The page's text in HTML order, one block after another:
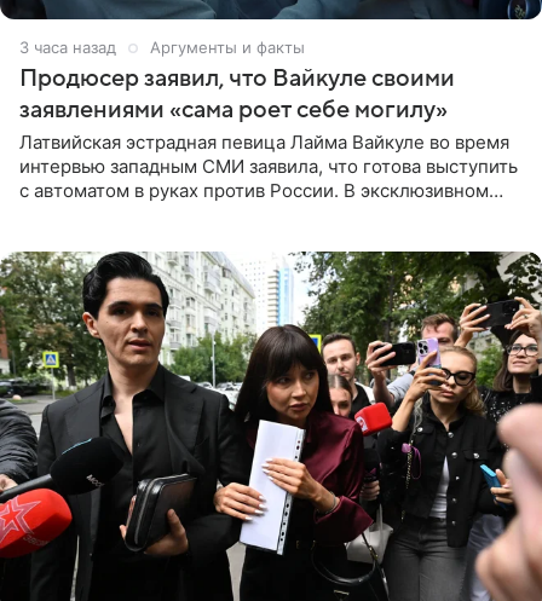
3 часа назад Аргументы и факты
Продюсер заявил, что Вайкуле своими
заявлениями «сама роет себе могилу»
Латвийская эстрадная певица Лайма Вайкуле во время
интервью западным СМИ заявила, что готова выступить
с автоматом в руках против России. В эксклюзивном